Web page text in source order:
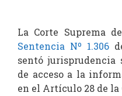
La Corte Suprema
Sentencia Nº 1.306
sentó jurisprudencia
de acceso a la
en el Artículo 28 de